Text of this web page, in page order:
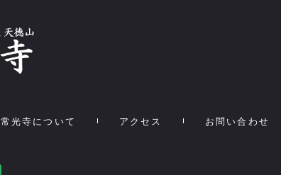
常光寺について アクセス お問い合わせ